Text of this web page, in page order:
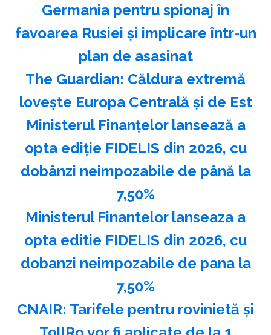
Germania pentru spionaj în
favoarea Rusiei şi implicare într-un
plan de asasinat
The Guardian: Căldura extremă
loveşte Europa Centrală şi de Est
Ministerul Finanţelor lansează a
opta ediţie FIDELIS din 2026, cu
dobânzi neimpozabile de până la
7,50%
Ministerul Finantelor lanseaza a
opta editie FIDELIS din 2026, cu
dobanzi neimpozabile de pana la
7,50%
CNAIR: Tarifele pentru rovinietă şi